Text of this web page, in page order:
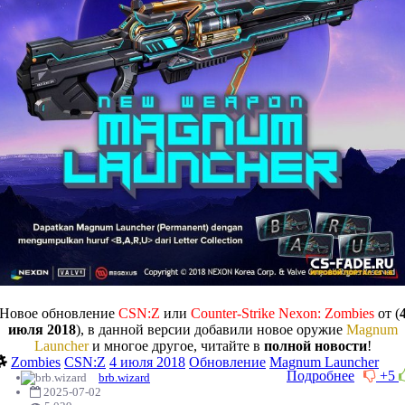
обновление CSN:Z или Counter-Strike Nexon: Zombiesот (
июля 2018), в данной версии добавили новое оружие Magnum
Launcherи многое другое, читайте в полной новости!
Zombies CSN:Z 4 июля 2018 Обновление Magnum Launcher
+5
Подробнее
brb.wizard
2025-07-02